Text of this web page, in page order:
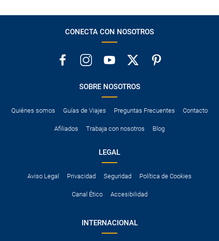
CONECTA CON NOSOTROS
SOBRE NOSOTROS
Quiénes somos Guías de Viajes Preguntas Frecuentes Contacto
Afiliados Trabaja con nosotros Blog
LEGAL
Aviso Legal Privacidad Seguridad Política de Cookies
Canal Ético Accesibilidad
INTERNACIONAL